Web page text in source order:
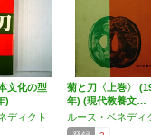
文化の型
)
ディクト
菊と刀〈上巻〉
年) (現代教養文…
ルース・ベネディ